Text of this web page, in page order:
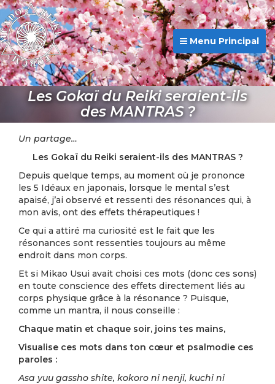
Menu Principal
Les Gokaï du Reiki seraient-ils
des MANTRAS ?
Un partage…
Les Gokaï du Reiki seraient-ils des MANTRAS ?
Depuis quelque temps, au moment où je prononce
les 5 Idéaux en japonais, lorsque le mental s’est
apaisé, j’ai observé et ressenti des résonances qui, à
mon avis, ont des effets thérapeutiques !
Ce qui a attiré ma curiosité est le fait que les
résonances sont ressenties toujours au même
endroit dans mon corps.
Et si Mikao Usui avait choisi ces mots (donc ces sons)
en toute conscience des effets directement liés au
corps physique grâce à la résonance ? Puisque,
comme un mantra, il nous conseille :
Chaque matin et chaque soir, joins tes mains,
Visualise ces mots dans ton cœur et psalmodie ces
paroles :
Asa yuu gassho shite, kokoro ni nenji, kuchi ni